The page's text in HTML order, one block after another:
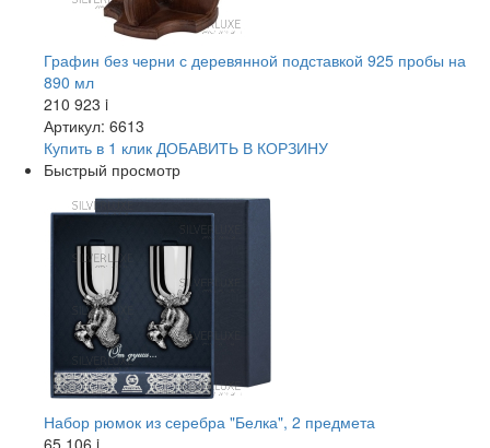
Графин без черни с деревянной подставкой 925 пробы на
890 мл
210 923 i
Артикул: 6613
Купить в 1 клик ДОБАВИТЬ В КОРЗИНУ
Быстрый просмотр
Набор рюмок из серебра "Белка", 2 предмета